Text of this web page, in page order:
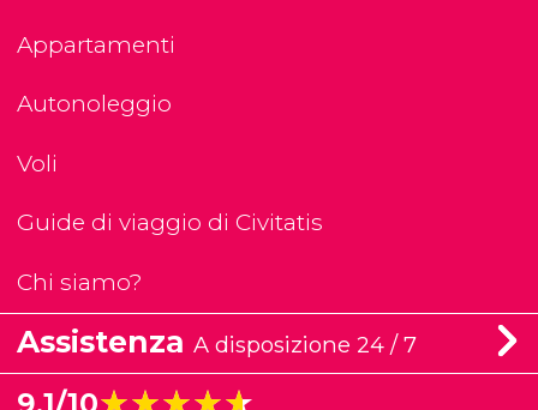
Appartamenti
Autonoleggio
Voli
Guide di viaggio di Civitatis
Chi siamo?
Assistenza A disposizione 24 / 7